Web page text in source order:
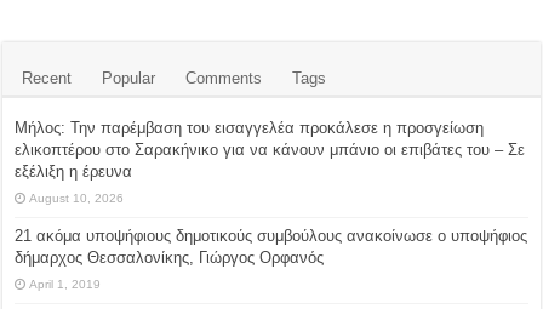
Recent Popular Comments Tags
Μήλος: Την παρέμβαση του εισαγγελέα προκάλεσε η προσγείωση
ελικοπτέρου στο Σαρακήνικο για να κάνουν μπάνιο οι επιβάτες του – Σε
εξέλιξη η έρευνα
August 10, 2026
21 ακόμα υποψήφιους δημοτικούς συμβούλους ανακοίνωσε ο υποψήφιος
δήμαρχος Θεσσαλονίκης, Γιώργος Ορφανός
April 1, 2019